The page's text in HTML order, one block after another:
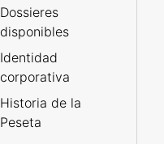
Dossieres
disponibles
Identidad
corporativa
Historia de la
Peseta